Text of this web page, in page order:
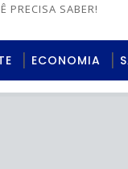
PRECISA SABER!
ECONOMIA